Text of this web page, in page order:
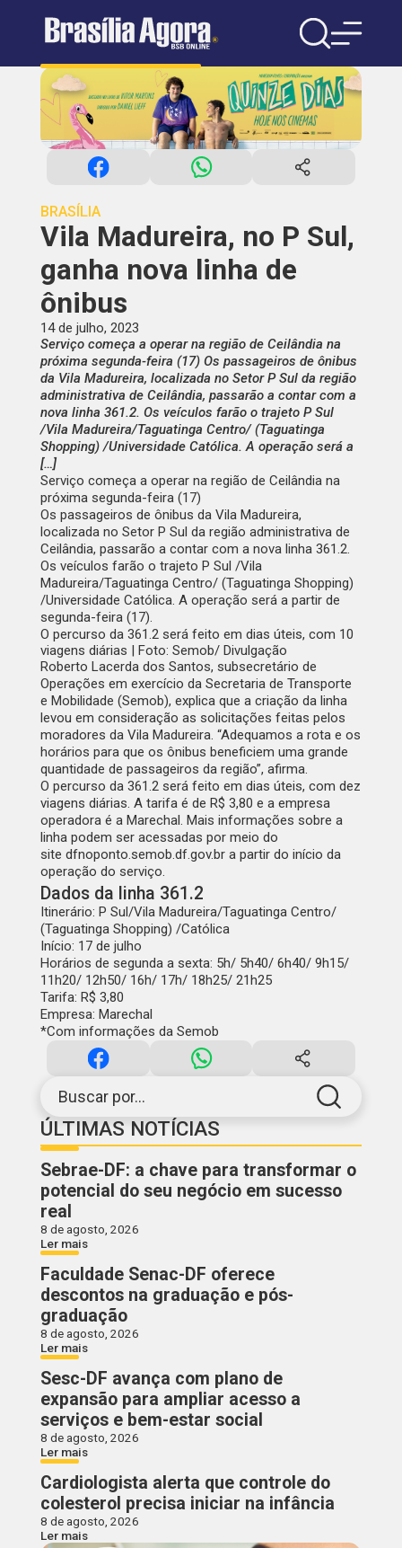
Buscar por...
ÚLTIMAS NOTÍCIAS
Sebrae-DF: a chave para transformar o
potencial do seu negócio em sucesso
real
8 de agosto, 2026
Ler mais
Faculdade Senac-DF oferece
descontos na graduação e pós-
graduação
8 de agosto, 2026
Ler mais
Sesc-DF avança com plano de
expansão para ampliar acesso a
serviços e bem-estar social
8 de agosto, 2026
Ler mais
Cardiologista alerta que controle do
colesterol precisa iniciar na infância
8 de agosto, 2026
Ler mais
BRASÍLIA
Vila Madureira, no P Sul,
ganha nova linha de
ônibus
14 de julho, 2023
Serviço começa a operar na região de Ceilândia na
próxima segunda-feira (17) Os passageiros de ônibus
da Vila Madureira, localizada no Setor P Sul da região
administrativa de Ceilândia, passarão a contar com a
nova linha 361.2. Os veículos farão o trajeto P Sul
/Vila Madureira/Taguatinga Centro/ (Taguatinga
Shopping) /Universidade Católica. A operação será a
[…]
Serviço começa a operar na região de Ceilândia na
próxima segunda-feira (17)
Os passageiros de ônibus da Vila Madureira,
localizada no Setor P Sul da região administrativa de
Ceilândia, passarão a contar com a nova linha 361.2.
Os veículos farão o trajeto P Sul /Vila
Madureira/Taguatinga Centro/ (Taguatinga Shopping)
/Universidade Católica. A operação será a partir de
segunda-feira (17).
O percurso da 361.2 será feito em dias úteis, com 10
viagens diárias | Foto: Semob/ Divulgação
Roberto Lacerda dos Santos, subsecretário de
Operações em exercício da Secretaria de Transporte
e Mobilidade (Semob), explica que a criação da linha
levou em consideração as solicitações feitas pelos
moradores da Vila Madureira. “Adequamos a rota e os
horários para que os ônibus beneficiem uma grande
quantidade de passageiros da região”, afirma.
O percurso da 361.2 será feito em dias úteis, com dez
viagens diárias. A tarifa é de R$ 3,80 e a empresa
operadora é a Marechal. Mais informações sobre a
linha podem ser acessadas por meio do
site dfnoponto.semob.df.gov.bra partir do início da
operação do serviço.
Dados da linha 361.2
Itinerário: P Sul/Vila Madureira/Taguatinga Centro/
(Taguatinga Shopping) /Católica
Início: 17 de julho
Horários de segunda a sexta: 5h/ 5h40/ 6h40/ 9h15/
11h20/ 12h50/ 16h/ 17h/ 18h25/ 21h25
Tarifa: R$ 3,80
Empresa: Marechal
*Com informações da Semob